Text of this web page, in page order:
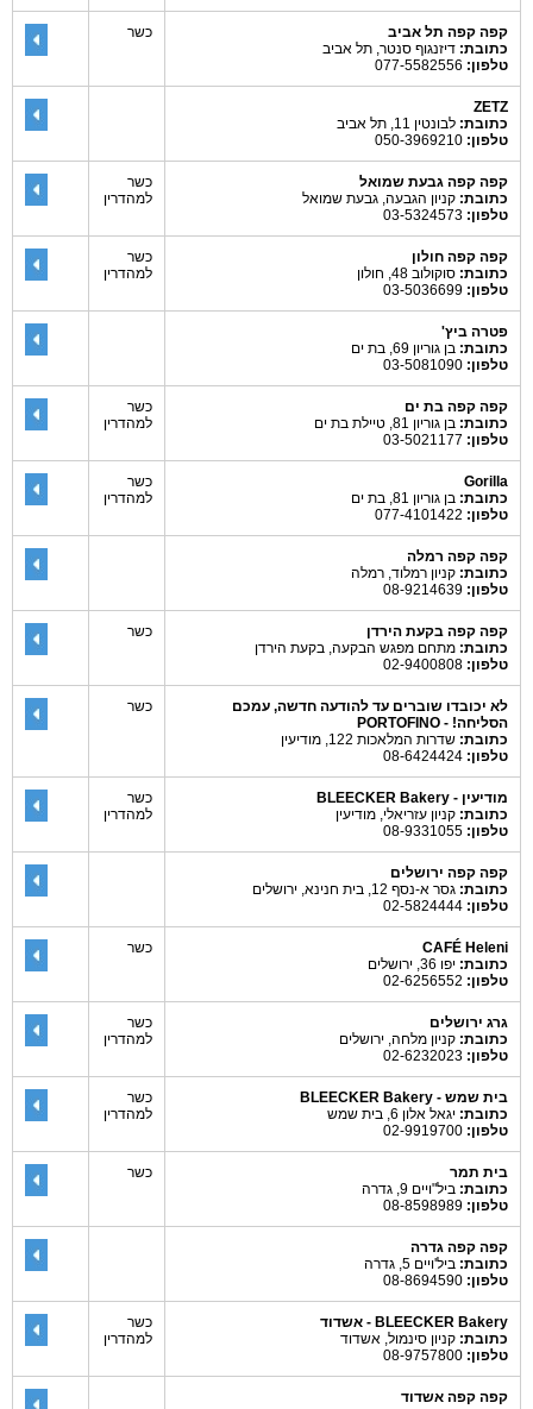
קפה קפה תל אביב
כתובת: דיזנגוף סנטר, תל אביב
טלפון:
כשר
ZETZ
כתובת: לבונטין 11, תל אביב
טלפון:
קפה קפה גבעת שמואל
כתובת: קניון הגבעה, גבעת שמואל
טלפון:
כשר
למהדרין
קפה קפה חולון
כתובת: סוקולוב 48, חולון
טלפון:
כשר
למהדרין
פטרה ביץ'
כתובת: בן גוריון 69, בת ים
טלפון:
קפה קפה בת ים
כתובת: בן גוריון 81, טיילת בת ים
טלפון:
כשר
למהדרין
Gorilla
כתובת: בן גוריון 81, בת ים
טלפון:
כשר
למהדרין
קפה קפה רמלה
כתובת: קניון רמלוד, רמלה
טלפון:
קפה קפה בקעת הירדן
כתובת: מתחם מפגש הבקעה, בקעת הירדן
טלפון:
כשר
לא יכובדו שוברים עד להודעה חדשה, עמכם
הסליחה! - PORTOFINO
כתובת: שדרות המלאכות 122, מודיעין
טלפון:
כשר
מודיעין - BLEECKER Bakery
כתובת: קניון עזריאלי, מודיעין
טלפון:
כשר
למהדרין
קפה קפה ירושלים
כתובת: גסר א-נסף 12, בית חנינא, ירושלים
טלפון:
CAFÉ Heleni
כתובת: יפו 36, ירושלים
טלפון:
כשר
גרג ירושלים
כתובת: קניון מלחה, ירושלים
טלפון:
כשר
למהדרין
בית שמש - BLEECKER Bakery
כתובת: יגאל אלון 6, בית שמש
טלפון:
כשר
למהדרין
בית תמר
כתובת: ביל"ויים 9, גדרה
טלפון:
כשר
קפה קפה גדרה
כתובת: ביל'ויים 5, גדרה
טלפון:
BLEECKER Bakery - אשדוד
כתובת: קניון סינמול, אשדוד
טלפון:
כשר
למהדרין
קפה קפה אשדוד